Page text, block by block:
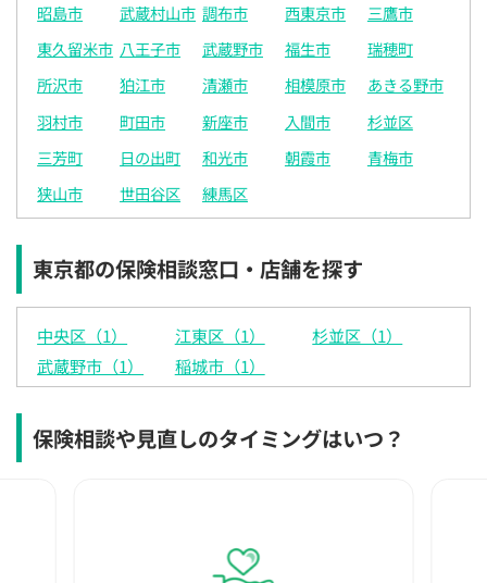
昭島市
武蔵村山市 調布市 西東京市
三鷹市
東久留米市 八王子市 武蔵野市 福生市
瑞穂町
所沢市
狛江市 清瀬市 相模原市
あきる野市
羽村市
町田市 新座市 入間市
杉並区
三芳町
日の出町 和光市 朝霞市
青梅市
狭山市
世田谷区 練馬区
東京都の保険相談窓口・店舗を探す
中央区（1） 江東区（1）
杉並区（1）
武蔵野市（1）
稲城市（1）
保険相談や見直しのタイミングはいつ？